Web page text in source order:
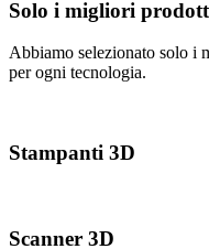
Solo i migliori
Abbiamo selezionato solo i
per ogni tecnologia.
Stampanti 3D
Scanner 3D